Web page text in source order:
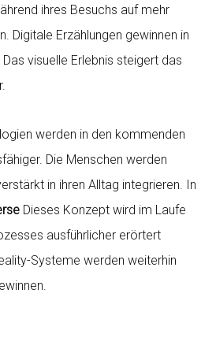
ihres Besuchs auf mehr
Digitale Erzählungen gewinnen in
visuelle Erlebnis steigert das
werden in den kommenden
Die Menschen werden
in ihren Alltag integrieren. In
Dieses Konzept wird im Laufe
ausführlicher erörtert
Systeme werden weiterhin